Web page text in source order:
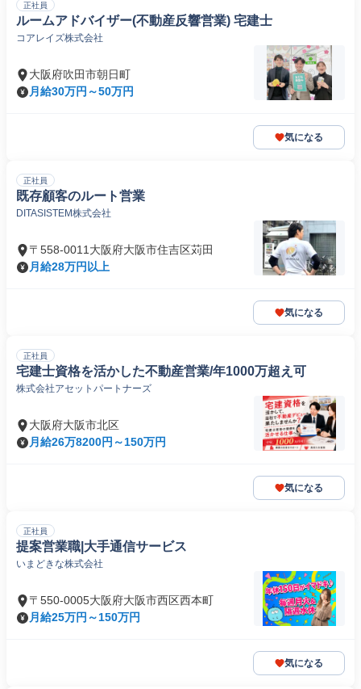
正社員
ルームアドバイザー(不動産反響営業) 宅建士
コアレイズ株式会社
大阪府吹田市朝日町
月給30万円～50万円
気になる
正社員
既存顧客のルート営業
DITASISTEM株式会社
〒558-0011大阪府大阪市住吉区苅田
月給28万円以上
気になる
正社員
宅建士資格を活かした不動産営業/年1000万超え可
株式会社アセットパートナーズ
大阪府大阪市北区
月給26万8200円～150万円
気になる
正社員
提案営業職|大手通信サービス
いまどきな株式会社
〒550-0005大阪府大阪市西区西本町
月給25万円～150万円
気になる